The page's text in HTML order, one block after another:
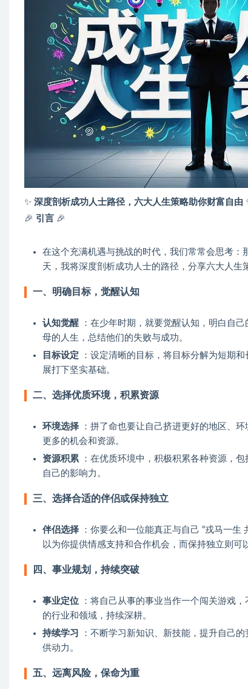
✨ 深度剖析成功人士路径，六大人生策略助你财富自由
🎉 引言 🎉
在这个充满机遇与挑战的时代，我们常常会思考
天，我将深度剖析成功人士的路径，分享六大人生
一、明确目标，觉醒认知
认知觉醒 ：在少年时期，就要觉醒认知，明白自
母的人生，总结他们的失败与成功。
目标设定 ：设定清晰的目标，将目标分解为短期
展打下坚实基础。
二、选择优质环境，积累资源
环境选择 ：拼了命也要让自己挤进更好的地区、
更多的机会和资源。
资源积累 ：在优质环境中，积极积累各种资源，
自己的影响力。
三、选择合适的伴侣或保持独立
伴侣选择 ：你要么和一位能真正与自己 “戎马一
以为你提供情感支持和合作机会，而保持独立则可
四、事业规划，持续突破
事业定位 ：将自己从事的事业当作一个闯关游戏
的行业和领域，持续深耕。
持续学习
：不断学习新知识、新技能，提升自己
供动力。
五、远离风险，保命为重